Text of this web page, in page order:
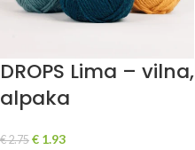
DROPS Lima – vilna,
alpaka
€2.75 € 1.93